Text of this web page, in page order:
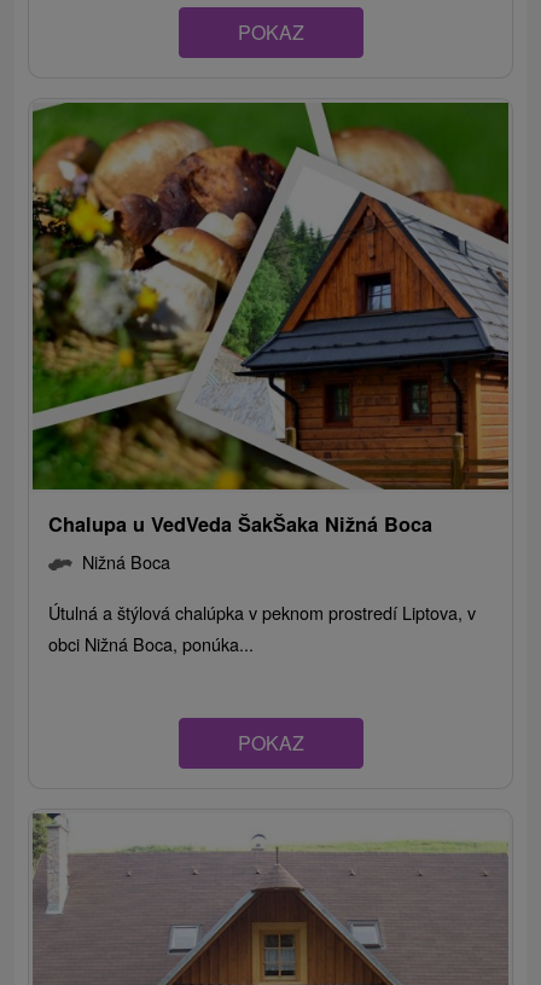
POKAZ
Chalupa u VedVeda ŠakŠaka Nižná Boca
Nižná Boca
Útulná a štýlová chalúpka v peknom prostredí Liptova, v
obci Nižná Boca, ponúka...
POKAZ